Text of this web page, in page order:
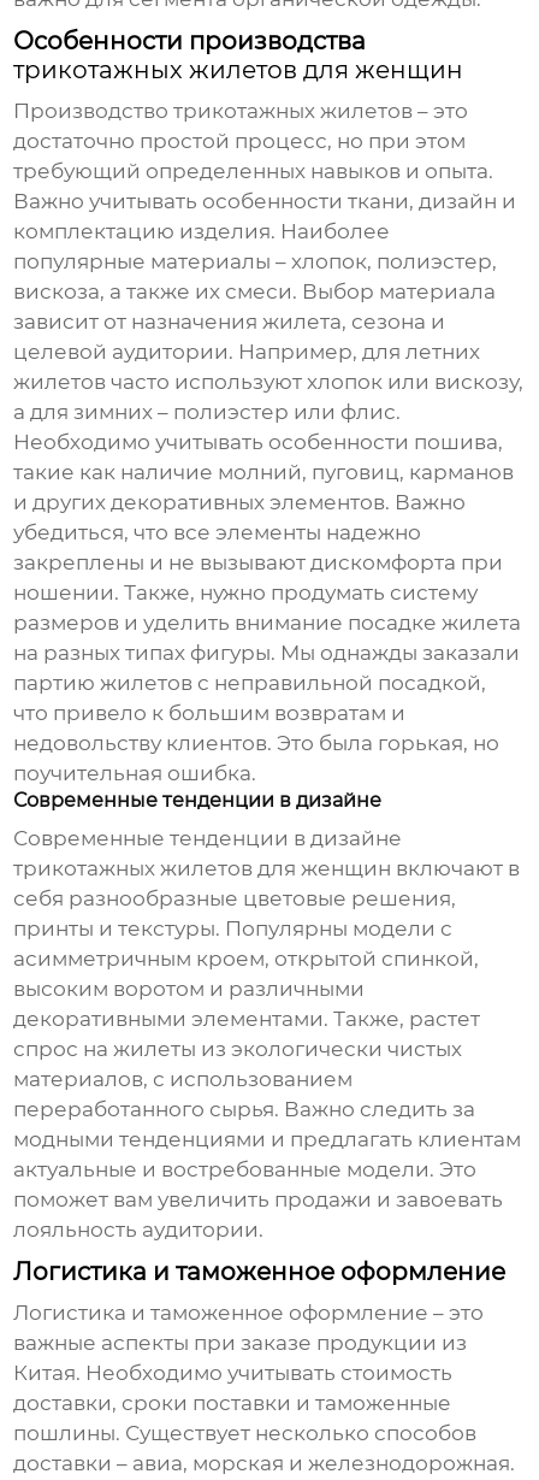
Особенности производства
трикотажных жилетов для женщин
Производство трикотажных жилетов – это
достаточно простой процесс, но при этом
требующий определенных навыков и опыта.
Важно учитывать особенности ткани, дизайн и
комплектацию изделия. Наиболее
популярные материалы – хлопок, полиэстер,
вискоза, а также их смеси. Выбор материала
зависит от назначения жилета, сезона и
целевой аудитории. Например, для летних
жилетов часто используют хлопок или вискозу,
а для зимних – полиэстер или флис.
Необходимо учитывать особенности пошива,
такие как наличие молний, пуговиц, карманов
и других декоративных элементов. Важно
убедиться, что все элементы надежно
закреплены и не вызывают дискомфорта при
ношении. Также, нужно продумать систему
размеров и уделить внимание посадке жилета
на разных типах фигуры. Мы однажды заказали
партию жилетов с неправильной посадкой,
что привело к большим возвратам и
недовольству клиентов. Это была горькая, но
поучительная ошибка.
Современные тенденции в дизайне
Современные тенденции в дизайне
трикотажных жилетов для женщин включают в
себя разнообразные цветовые решения,
принты и текстуры. Популярны модели с
асимметричным кроем, открытой спинкой,
высоким воротом и различными
декоративными элементами. Также, растет
спрос на жилеты из экологически чистых
материалов, с использованием
переработанного сырья. Важно следить за
модными тенденциями и предлагать клиентам
актуальные и востребованные модели. Это
поможет вам увеличить продажи и завоевать
лояльность аудитории.
Логистика и таможенное оформление
Логистика и таможенное оформление – это
важные аспекты при заказе продукции из
Китая. Необходимо учитывать стоимость
доставки, сроки поставки и таможенные
пошлины. Существует несколько способов
доставки – авиа, морская и железнодорожная.